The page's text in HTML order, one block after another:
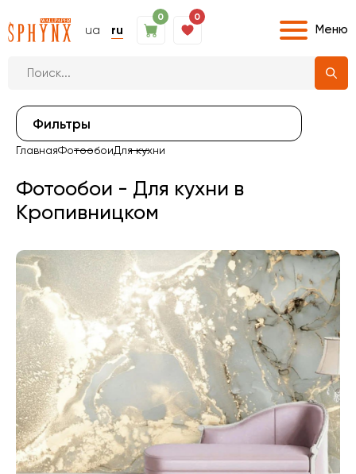
ua ru
0 0
Меню
Фильтры
ГлавнаяФотообоиДля кухни
Фотообои - Для кухни в
Кропивницком